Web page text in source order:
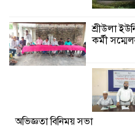
বিনিময়
শ্রীউলা
কর্মী
অভিজ্ঞতা বিনিময় সভা